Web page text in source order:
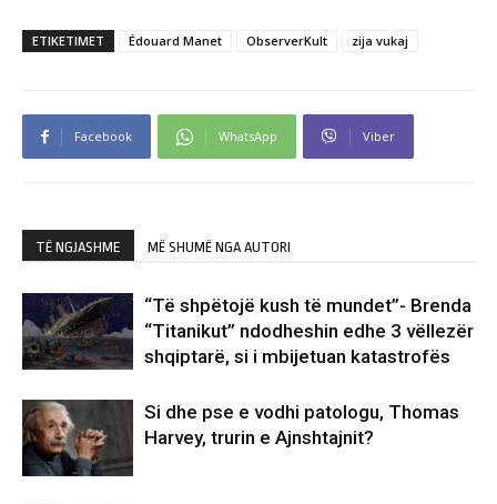
ETIKETIMET Édouard Manet ObserverKult zija vukaj
Facebook WhatsApp Viber
TË NGJASHME MË SHUMË NGA AUTORI
“Të shpëtojë kush të mundet”- Brenda
“Titanikut” ndodheshin edhe 3 vëllezër
shqiptarë, si i mbijetuan katastrofës
Si dhe pse e vodhi patologu, Thomas
Harvey, trurin e Ajnshtajnit?